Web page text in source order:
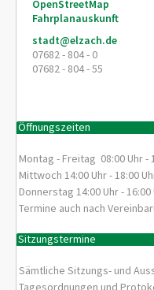
OpenStreetMap
Fahrplanauskunft
stadt@elzach.de
07682 - 804 - 0
07682 - 804 - 55
Öffnungszeiten
Montag - Freitag 08:00 Uhr -
Mittwoch 14:00 Uhr - 18:00
Donnerstag 14:00 Uhr - 16:00
Termine auch nach
Sitzungstermine
Sämtliche Sitzungs- und
Tagesordnungen und